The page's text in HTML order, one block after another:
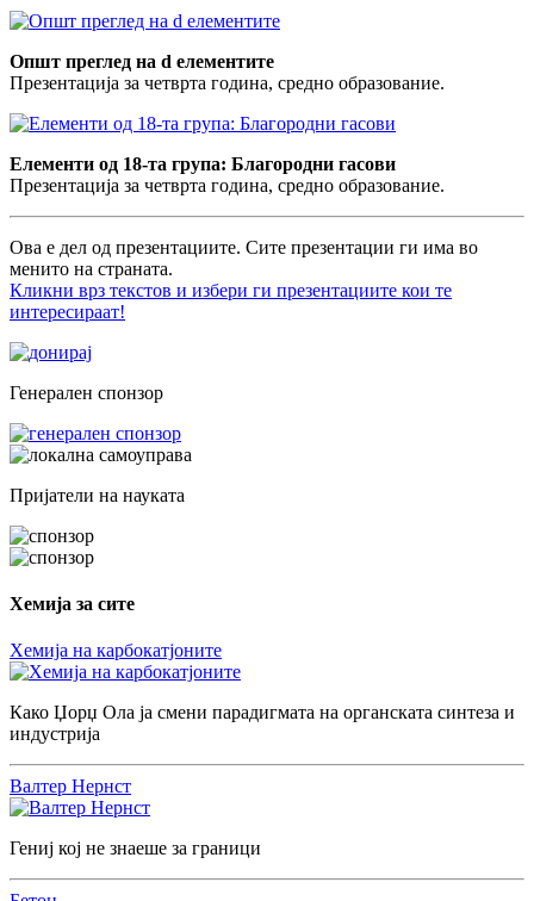
Општ преглед на d елементите
Презентација за четврта година, средно образование.
Елементи од 18-та група: Благородни гасови
Презентација за четврта година, средно образование.
Ова е дел од презентациите. Сите презентации ги има во
менито на страната.
Кликни врз текстов и избери ги презентациите кои те
интересираат!
Генерален спонзор
Пријатели на науката
Хемија за сите
Хемија на карбокатјоните
Како Џорџ Ола ја смени парадигмата на органската синтеза и
индустрија
Валтер Нернст
Гениј кој не знаеше за граници